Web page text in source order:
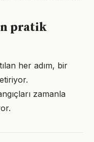
pratik
her adım, bir
zamanla